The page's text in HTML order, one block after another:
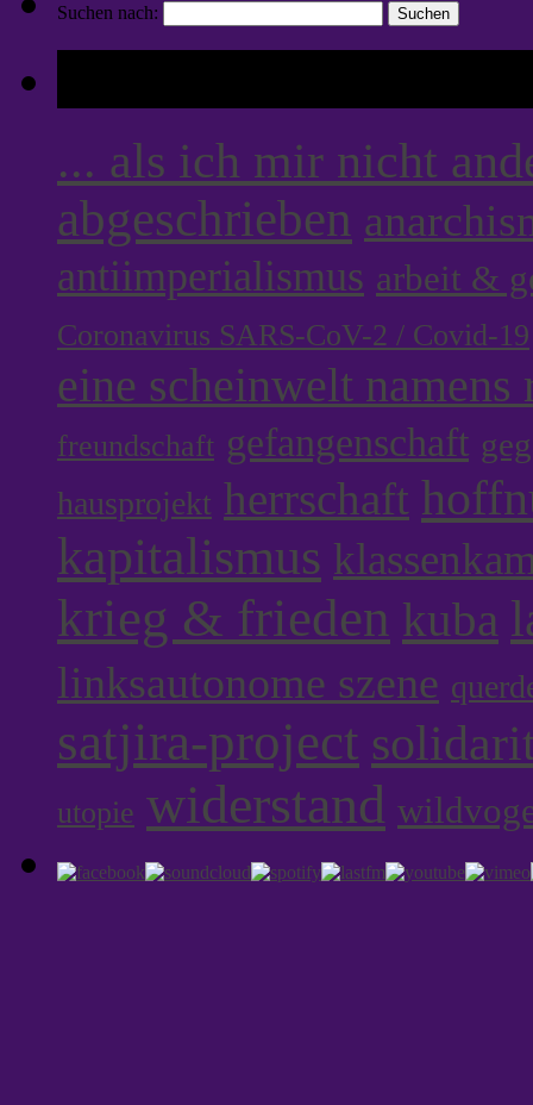
Suchen nach:
... als ich mir nicht
abgeschrieben
antiimperialismus arbeit &
Coronavirus SARS-CoV-2 / Covid-19
eine scheinwelt namens
freundschaft gefangenschaft
hausprojekt herrschaft
kapitalismus
krieg & frieden kuba
linksautonome szene
satjira-project
utopie widerstand